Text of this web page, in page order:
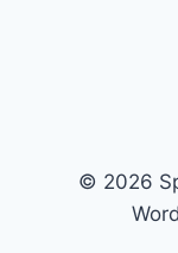
© 2026